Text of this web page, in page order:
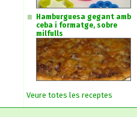
Hamburguesa gegant amb
ceba i formatge, sobre
milfulls
Veure totes les receptes